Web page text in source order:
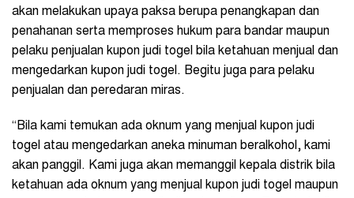
akan melakukan upaya paksa berupa penangkapan dan
penahanan serta memproses hukum para bandar maupun
pelaku penjualan kupon judi togel bila ketahuan menjual dan
mengedarkan kupon judi togel. Begitu juga para pelaku
penjualan dan peredaran miras.
“Bila kami temukan ada oknum yang menjual kupon judi
togel atau mengedarkan aneka minuman beralkohol, kami
akan panggil. Kami juga akan memanggil kepala distrik bila
ketahuan ada oknum yang menjual kupon judi togel maupun